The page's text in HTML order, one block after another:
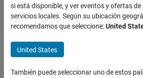
Problem
48695.
motion
si está disponible, y ver eventos y ofertas
servicios locales. Según su ubicación
recomendamos que seleccione:United
United States
También puede seleccionar uno de estos